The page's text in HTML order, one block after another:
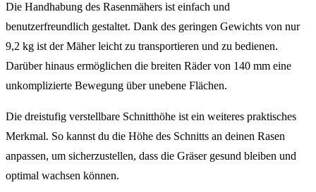
Die Handhabung des Rasenmähers ist einfach und
benutzerfreundlich gestaltet. Dank des geringen Gewichts von nur
9,2 kg ist der Mäher leicht zu transportieren und zu bedienen.
Darüber hinaus ermöglichen die breiten Räder von 140 mm eine
unkomplizierte Bewegung über unebene Flächen.
Die dreistufig verstellbare Schnitthöhe ist ein weiteres praktisches
Merkmal. So kannst du die Höhe des Schnitts an deinen Rasen
anpassen, um sicherzustellen, dass die Gräser gesund bleiben und
optimal wachsen können.